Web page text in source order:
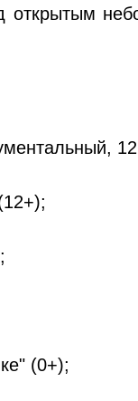
открытым
(0+);